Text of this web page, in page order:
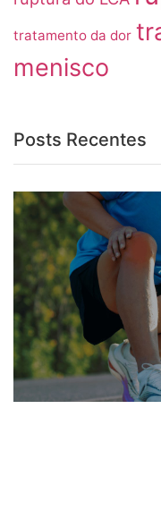
tratamento da dor
menisco
Posts Recentes